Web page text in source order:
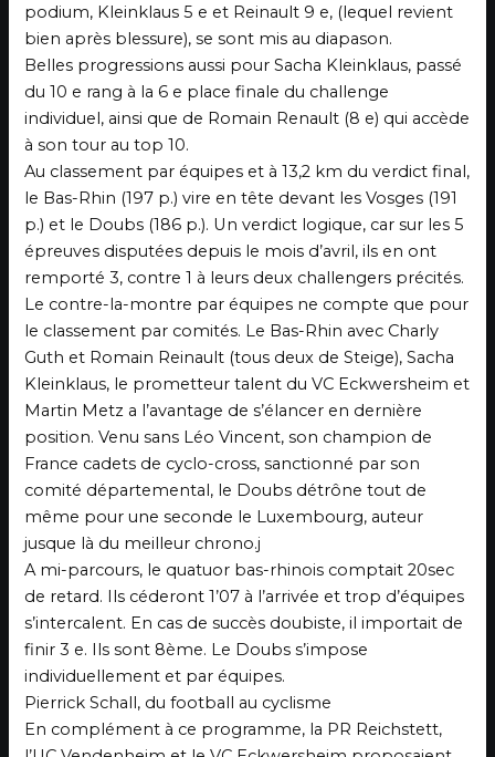
podium, Kleinklaus 5 e et Reinault 9 e, (lequel revient
bien après blessure), se sont mis au diapason.
Belles progressions aussi pour Sacha Kleinklaus, passé
du 10 e rang à la 6 e place finale du challenge
individuel, ainsi que de Romain Renault (8 e) qui accède
à son tour au top 10.
Au classement par équipes et à 13,2 km du verdict final,
le Bas-Rhin (197 p.) vire en tête devant les Vosges (191
p.) et le Doubs (186 p.). Un verdict logique, car sur les 5
épreuves disputées depuis le mois d’avril, ils en ont
remporté 3, contre 1 à leurs deux challengers précités.
Le contre-la-montre par équipes ne compte que pour
le classement par comités. Le Bas-Rhin avec Charly
Guth et Romain Reinault (tous deux de Steige), Sacha
Kleinklaus, le prometteur talent du VC Eckwersheim et
Martin Metz a l’avantage de s’élancer en dernière
position. Venu sans Léo Vincent, son champion de
France cadets de cyclo-cross, sanctionné par son
comité départemental, le Doubs détrône tout de
même pour une seconde le Luxembourg, auteur
jusque là du meilleur chrono.j
A mi-parcours, le quatuor bas-rhinois comptait 20sec
de retard. Ils céderont 1’07 à l’arrivée et trop d’équipes
s’intercalent. En cas de succès doubiste, il importait de
finir 3 e. Ils sont 8ème. Le Doubs s’impose
individuellement et par équipes.
Pierrick Schall, du football au cyclisme
En complément à ce programme, la PR Reichstett,